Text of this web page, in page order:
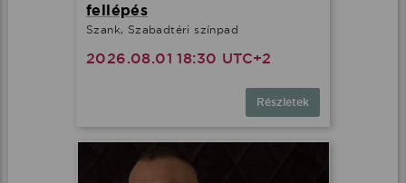
fellépés
Szank, Szabadtéri színpad
2026.08.01 18:30 UTC+2
Részletek